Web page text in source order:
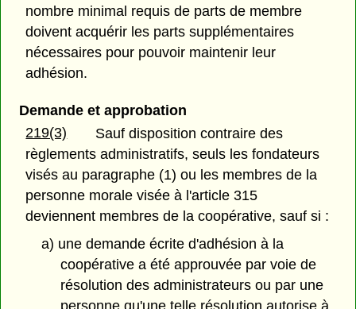
nombre minimal requis de parts de membre
doivent acquérir les parts supplémentaires
nécessaires pour pouvoir maintenir leur
adhésion.
Demande et approbation
219(3)
Sauf disposition contraire des
règlements administratifs, seuls les fondateurs
visés au paragraphe (1) ou les membres de la
personne morale visée à l'article 315
deviennent membres de la coopérative, sauf si :
a) une demande écrite d'adhésion à la
coopérative a été approuvée par voie de
résolution des administrateurs ou par une
personne qu'une telle résolution autorise à